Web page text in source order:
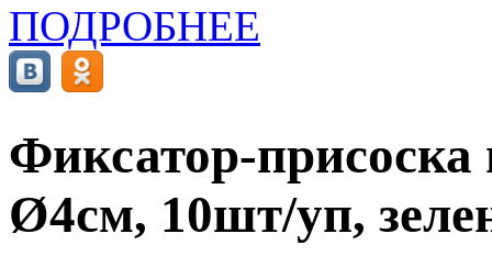
ПОДРОБНЕЕ
Фиксатор-
Ø4см, 10шт/уп,